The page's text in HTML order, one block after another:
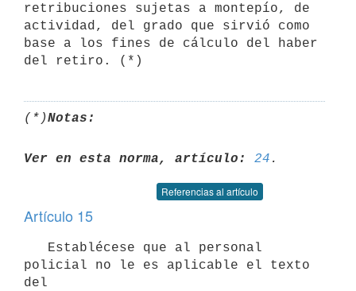
retribuciones sujetas a montepío, de
actividad, del grado que sirvió como
base a los fines de cálculo del haber
(*)Notas:
Ver en esta norma, artículo: 24
Referencias al artículo
Artículo 15
policial no le es aplicable el texto
del